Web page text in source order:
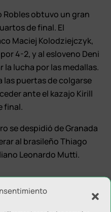
Robles obtuvo un gran
de final. El
Maciej Kolodziejczyk,
4-2, y al esloveno Deni
la lucha por las medallas.
las puertas de colgarse
ante el kazajo Kirill
final.
se despidió de Granada
al brasileño Thiago
Leonardo Mutti.